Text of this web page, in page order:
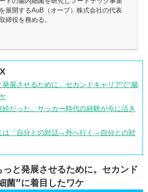
を展開するAuB（オーブ）株式会社の代表
締役を務める。
展させるために。セカンドキャリアで“腸
だった。サッカー時代の経験が今に活き
は「自分との対話→外へ行く→自分との対
と発展させるために。セカンド
菌”に着目したワケ